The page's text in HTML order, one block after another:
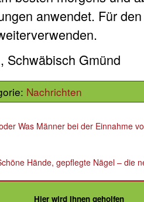
anwendet. Für
Schwäbisch Gmünd
Nachrichten
Was Männer bei der Einnahme
Hände, gepflegte Nägel – die
Hier wird Ihnen geholfen